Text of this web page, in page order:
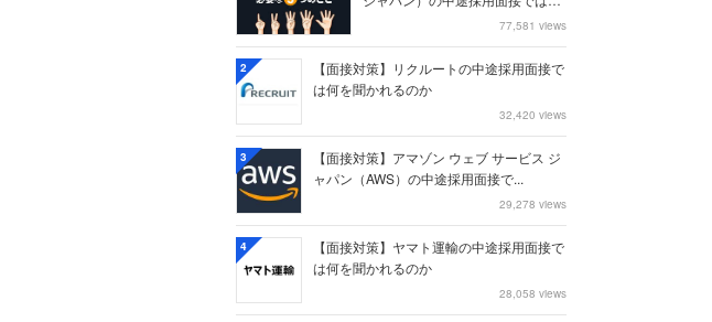
77,581 views
2
【面接対策】リクルートの中途採用面接で
は何を聞かれるのか
32,420 views
3
【面接対策】アマゾン ウェブ サービス ジ
ャパン（AWS）の中途採用面接で...
29,278 views
4
【面接対策】ヤマト運輸の中途採用面接で
は何を聞かれるのか
28,058 views